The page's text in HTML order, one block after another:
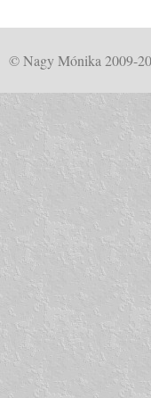
© Nagy Mónika 2009-